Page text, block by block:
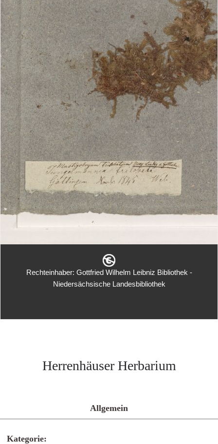
Rechteinhaber: Gottfried Wilhelm Leibniz Bibliothek -
Niedersächsische Landesbibliothek
Herrenhäuser Herbarium
Allgemein
Kategorie: